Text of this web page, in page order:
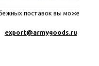
поставок вы можете
export@armygoods.ru